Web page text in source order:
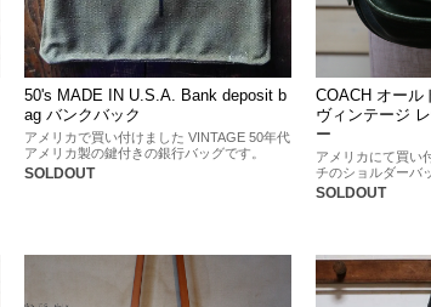
50's MADE IN U.S.A. Bank deposit b
ag バンクバック
アメリカで買い付けました VINTAGE 50年代
アメリカ製の鍵付きの銀行バッグです。
SOLDOUT
COACH オール
ヴィンテージ
ー
アメリカにて買い
チのショルダーバ
SOLDOUT